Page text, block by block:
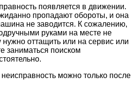
появляется в движении.
пропадают обороты, и она
не заводится. К сожалению,
руками на месте не
оттащить или на сервис или
заниматься поиском
неисправность можно только после